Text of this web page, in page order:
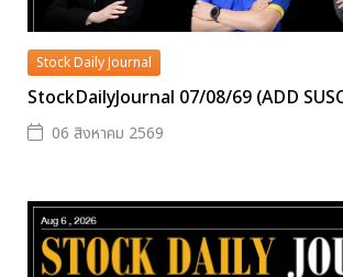
Stock Daily Journal
StockDailyJournal 07/08/69 (ADD
06 สิงหาคม 2569